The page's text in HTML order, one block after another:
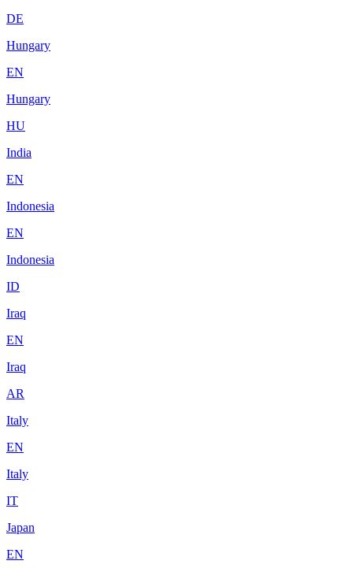
DE
Hungary
EN
Hungary
HU
India
EN
Indonesia
EN
Indonesia
ID
Iraq
EN
Iraq
AR
Italy
EN
Italy
IT
Japan
EN